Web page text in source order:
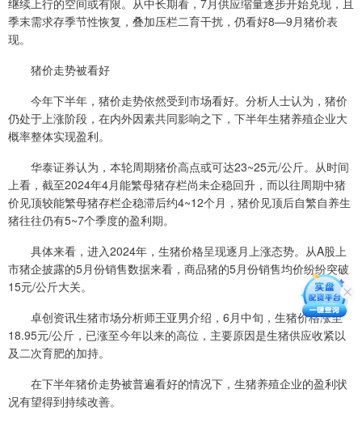
继续上行的空间或有限。从中长期看，7月供应缩量逐步开始兑现，且
季末需求存季节性恢复，叠加压栏二育干扰，仍看好8—9月猪价表
现。
猪价走势被看好
今年下半年，猪价走势依然受到市场看好。分析人士认为，猪价
仍处于上涨阶段，在内外因素共同影响之下，下半年生猪养殖企业大
概率整体实现盈利。
华泰证券认为，本轮周期猪价高点或可达23~25元/公斤。从时间
上看，截至2024年4月能繁母猪存栏尚未企稳回升，而以往周期中猪
价见顶较能繁母猪存栏企稳滞后约4~12个月，猪价见顶后自繁自养生
猪往往仍有5~7个季度的盈利期。
具体来看，进入2024年，生猪价格呈现逐月上涨态势。从A股上
市猪企披露的5月份销售数据来看，商品猪的5月份销售均价纷纷突破
15元/公斤大关。
卓创资讯生猪市场分析师王亚男介绍，6月中旬，生猪价格涨至
18.95元/公斤，已涨至今年以来的高位，主要原因是生猪供应收紧以
及二次育肥的加持。
在下半年猪价走势被普遍看好的情况下，生猪养殖企业的盈利状
况有望得到持续改善。